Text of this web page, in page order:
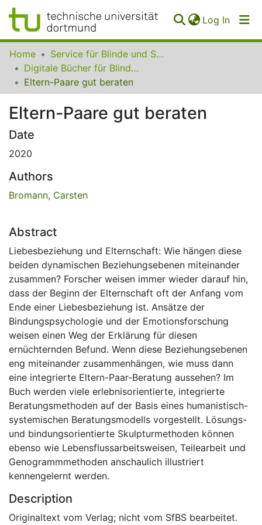
Log In
Communities
Collections
FAQ
Home
Service für Blinde und Sehbehinderte der UB Dortmund
Digitale Bücher für Blinde und Sehbehinderte
Eltern-Paare gut beraten
Eltern-Paare gut beraten
Date
2020
Authors
Bromann, Carsten
Abstract
Liebesbeziehung und Elternschaft: Wie hängen diese
beiden dynamischen Beziehungsebenen miteinander
zusammen? Forscher weisen immer wieder darauf hin,
dass der Beginn der Elternschaft oft der Anfang vom
Ende einer Liebesbeziehung ist. Ansätze der
Bindungspsychologie und der Emotionsforschung
weisen einen Weg der Erklärung für diesen
ernüchternden Befund. Wenn diese Beziehungsebenen
eng miteinander zusammenhängen, wie muss dann
eine integrierte Eltern-Paar-Beratung aussehen? Im
Buch werden viele erlebnisorientierte, integrierte
Beratungsmethoden auf der Basis eines humanistisch-
systemischen Beratungsmodells vorgestellt. Lösungs-
und bindungsorientierte Skulpturmethoden können
ebenso wie Lebensflussarbeitsweisen, Teilearbeit und
Genogrammmethoden anschaulich illustriert
kennengelernt werden.
Description
Originaltext vom Verlag; nicht vom SfBS bearbeitet.